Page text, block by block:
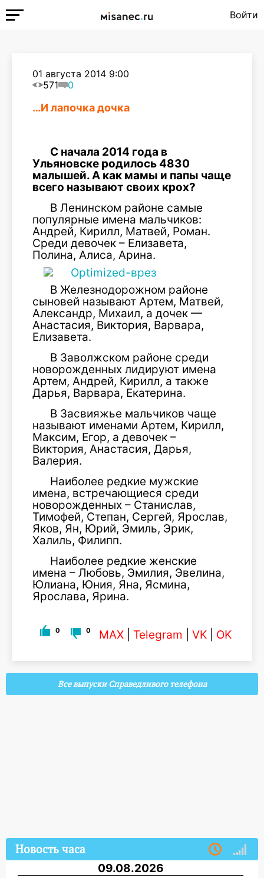
Войти
01 августа 2014 9:00
571
0
…И лапочка дочка
С начала 2014 года в
Ульяновске родилось 4830
малышей. А как мамы и папы чаще
всего называют своих крох?
В Ленинском районе самые
популярные имена мальчиков:
Андрей, Кирилл, Матвей, Роман.
Среди девочек – Елизавета,
Полина, Алиса, Арина.
В Железнодорожном районе
сыновей называют Артем, Матвей,
Александр, Михаил, а дочек —
Анастасия, Виктория, Варвара,
Елизавета.
В Заволжском районе среди
новорожденных лидируют имена
Артем, Андрей, Кирилл, а также
Дарья, Варвара, Екатерина.
В Засвияжье мальчиков чаще
называют именами Артем, Кирилл,
Максим, Егор, а девочек –
Виктория, Анастасия, Дарья,
Валерия.
Наиболее редкие мужские
имена, встречающиеся среди
новорожденных – Станислав,
Тимофей, Степан, Сергей, Ярослав,
Яков, Ян, Юрий, Эмиль, Эрик,
Халиль, Филипп.
Наиболее редкие женские
имена – Любовь, Эмилия, Эвелина,
Юлиана, Юния, Яна, Ясмина,
Ярослава, Ярина.
0 0 MAX Telegram VK OK
Все выпуски Справедливого телефона
Новость часа
09.08.2026